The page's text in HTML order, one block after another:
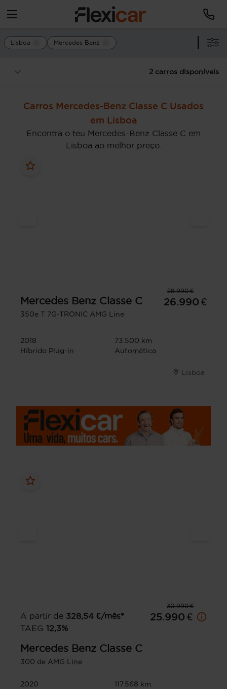
Lisboa Mercedes Benz
2 carros disponíveis
Carros Mercedes-Benz Classe C Usados
em Lisboa
Encontra o teu Mercedes-Benz Classe C em
Lisboa ao melhor preço.
28.990 €
Mercedes Benz Classe C
350e T 7G-TRONIC AMG Line
26.990 €
2018
73.500 km
Híbrido Plug-in
Automática
Lisboa
30.990 €
A partir de 328,54 €/mês*
TAEG 12,3%
25.990 €
Mercedes Benz Classe C
300 de AMG Line
2020
117.568 km